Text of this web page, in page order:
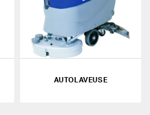
AUTOLAVEUSE